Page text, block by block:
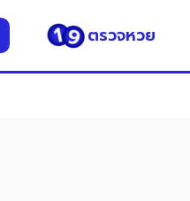
ตรวจหวย